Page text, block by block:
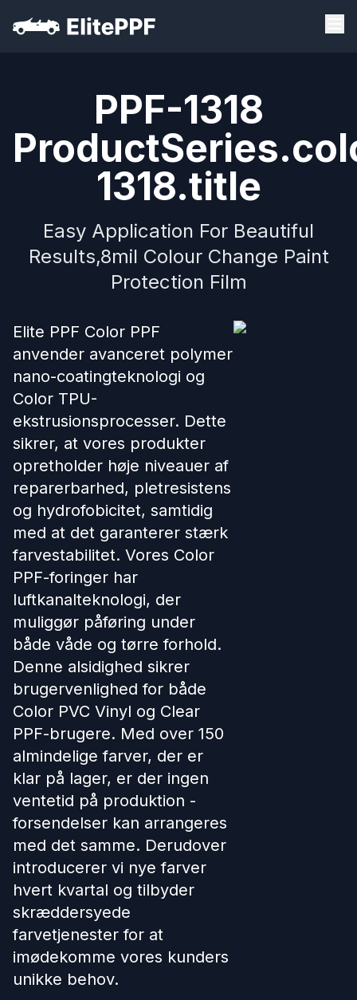
PPF-1318
1318.title
Easy Application For Beautiful
Results,8mil Colour Change Paint
Protection Film
Elite PPF Color PPF
anvender avanceret polymer
nano-coatingteknologi og
Color TPU-
ekstrusionsprocesser. Dette
sikrer, at vores produkter
opretholder høje niveauer af
reparerbarhed, pletresistens
og hydrofobicitet, samtidig
med at det garanterer stærk
farvestabilitet. Vores Color
PPF-foringer har
luftkanalteknologi, der
muliggør påføring under
både våde og tørre forhold.
Denne alsidighed sikrer
brugervenlighed for både
Color PVC Vinyl og Clear
PPF-brugere. Med over 150
almindelige farver, der er
klar på lager, er der ingen
ventetid på produktion -
forsendelser kan arrangeres
med det samme. Derudover
introducerer vi nye farver
hvert kvartal og tilbyder
skræddersyede
farvetjenester for at
imødekomme vores kunders
unikke behov.